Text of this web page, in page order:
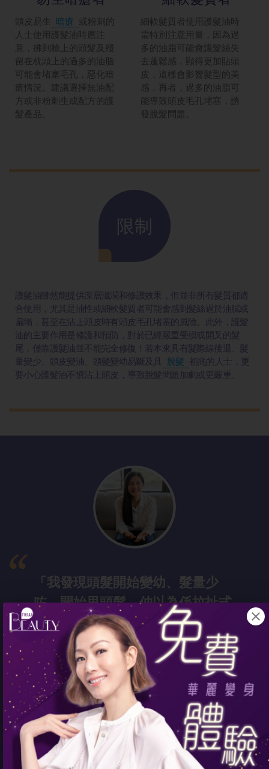
頭皮易生 暗瘡
或粉刺的
人士使用護髮油時應注
意，拂到臉上的頭髮及殘
留在枕頭上的過多的油脂
可能會堵塞毛孔，惡化暗
瘡情況。建議選擇無油配
方或非粉刺生成配方的護
髮產品。
細軟髮質者使用護髮油時
需特別注意用量，因為過
多的油脂可能會讓髮絲失
去蓬鬆感，顯得更加貼頭
皮，這樣會影響髮型的美
感，再者，過多的油脂可
能導致頭皮毛孔堵塞，誘
發脫髮問題。
限制
護髮油雖然能提供深層滋潤和修護效果，但並非所有髮質都適
合使用，尤其是油性或細軟髮質者可能會感到髮絲過於油膩或
扁塌，甚至在沾上頭皮時有頭皮毛孔堵塞的風險。此外，護髮
油的主要作用是修護和預防，對於已經嚴重受損或開叉的髮
尾，僅靠護髮油並不能完全修復！若本來具有髮際線後退、髮
量變少、頭皮變油、頭髮變幼易斷及具
脫髮
初兆的人士，更
要小心護髮油不慎沾上頭皮，導致脫髮問題加劇或更嚴重。
「我發現頭髮 開始變幼、髮量少
咗，開始甩頭髮，仲以為係拉扯式
脫髮...... 用咗好長時間護髮油、生
髮精華都係效，最後要靠醫美生
髮！而家無事啦！」
- Emma 35歲 油性頭皮，具脂溢性脫髮的初期特徵
頭髮不健康、
頭皮不健康，成